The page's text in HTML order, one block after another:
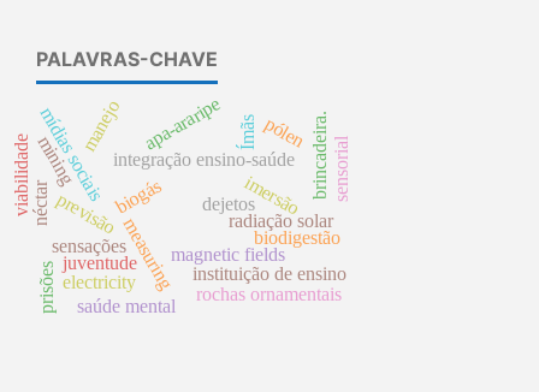
PALAVRAS-CHAVE
integração ensino-saúde
biogás
measuringmagnetic fields
sensações
imersão
radiação solar
previsão
instituição de ensino
mídias sociais
biodigestão
dejetos
juventude
Ímãs brincadeira.
apa-araripe
electricity
sensorial
prisões saúde mental
mining
manejo
néctar
pólen
viabilidade
rochas ornamentais